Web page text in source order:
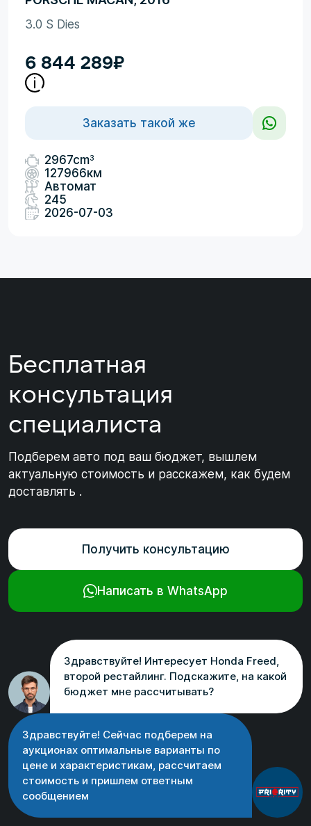
3.0 S Dies
6 844 289₽
Заказать такой же
2967cm3
127966км
Автомат
245
2026-07-03
Бесплатная
консультация
специалиста
Подберем авто под ваш бюджет, вышлем
актуальную стоимость и расскажем, как будем
доставлять .
Получить консультацию
Написать в WhatsApp
Здравствуйте! Интересует Honda Freed,
второй рестайлинг. Подскажите, на какой
бюджет мне рассчитывать?
Здравствуйте! Сейчас подберем на
аукционах оптимальные варианты по
цене и характеристикам, рассчитаем
стоимость и пришлем ответным
сообщением